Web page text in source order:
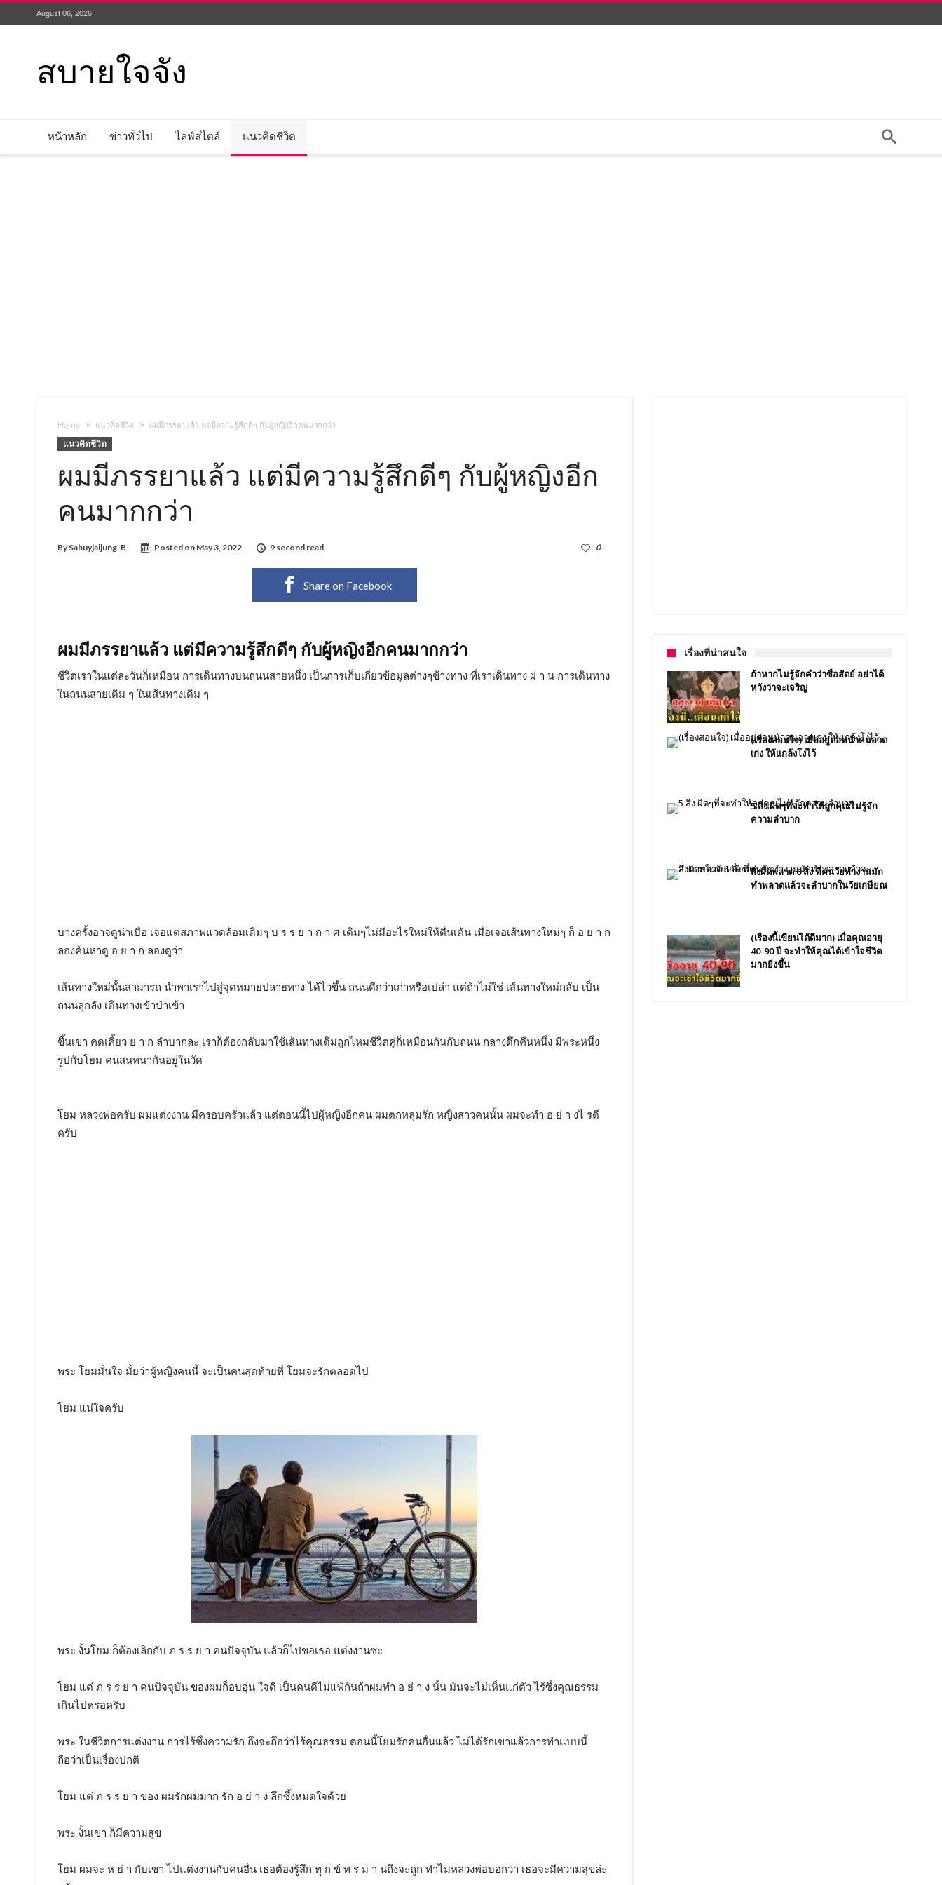
August 06, 2026
สบายใจจัง
หน้าหลัก ข่าวทั่วไป ไลฟ์สไตล์ แนวคิดชีวิต
Home แนวคิดชีวิต ผมมีภรรยาแล้ว แต่มีความรู้สึกดีๆ กับผู้หญิงอีกคนมากกว่า
แนวคิดชีวิต
ผมมีภรรยาแล้ว แต่มีความรู้สึกดีๆ กับผู้หญิงอีก
คนมากกว่า
By Sabuyjaijung-B Posted on May 3, 2022 9 second read 0
Share on Facebook
ผมมีภรรยาแล้ว แต่มีความรู้สึกดีๆ กับผู้หญิงอีกคนมากกว่า
ชีวิตเราในแต่ละวันก็เหมือน การเดินทางบนถนนสายหนึ่ง เป็นการเก็บเกี่ยวข้อมูลต่างๆข้างทาง ที่เราเดินทาง ผ่ า น การเดินทาง
ในถนนสายเดิม ๆ ในเส้นทางเดิม ๆ
บางครั้งอาจดูน่าเบื่อ เจอแต่สภาพแวดล้อมเดิมๆ บ ร ร ย า ก า ศ เดิมๆไม่มีอะไรใหม่ให้ตื่นเต้น เมื่อเจอเส้นทางใหม่ๆ ก็ อ ย า ก
ลองค้นหาดู อ ย า ก ลองดูว่า
เส้นทางใหม่นั้นสามารถ นำพาเราไปสู่จุดหมายปลายทาง ได้ไวขึ้น ถนนดีกว่าเก่าหรือเปล่า แต่ถ้าไม่ใช่ เส้นทางใหม่กลับ เป็น
ถนนลุกลัง เดินทางเข้าป่าเข้า
ขึ้นเขา คดเคี้ยว ย า ก ลำบากละ เราก็ต้องกลับมาใช้เส้นทางเดิมถูกไหมชีวิตคู่ก็เหมือนกันกับถนน กลางดึกคืนหนึ่ง มีพระหนึ่ง
รูปกับโยม คนสนทนากันอยู่ในวัด
โยม หลวงพ่อครับ ผมแต่งงาน มีครอบครัวแล้ว แต่ตอนนี้ไปผู้หญิงอีกคน ผมตกหลุมรัก หญิงสาวคนนั้น ผมจะทำ อ ย่ า งไ รดี
ครับ
พระ โยมมั่นใจ มั้ยว่าผู้หญิงคนนี้ จะเป็นคนสุดท้ายที่ โยมจะรักตลอดไป
โยม แน่ใจครับ
พระ งั้นโยม ก็ต้องเลิกกับ ภ ร ร ย า คนปัจจุบัน แล้วก็ไปขอเธอ แต่งงานซะ
โยม แต่ ภ ร ร ย า คนปัจจุบัน ของผมก็อบอุ่น ใจดี เป็นคนดีไม่แพ้กันถ้าผมทำ อ ย่ า ง นั้น มันจะไม่เห็นแก่ตัว ไร้ซึ่งคุณธรรม
เกินไปหรอครับ
พระ ในชีวิตการแต่งงาน การไร้ซึ่งความรัก ถึงจะถึอว่าไร้คุณธรรม ตอนนี้โยมรักคนอื่นแล้ว ไม่ได้รักเขาแล้วการทำแบบนี้
ถือว่าเป็นเรื่องปกติ
โยม แต่ ภ ร ร ย า ของ ผมรักผมมาก รัก อ ย่ า ง ลึกซึ้งหมดใจด้วย
พระ งั้นเขา ก็มีความสุข
โยม ผมจะ ห ย่ า กับเขา ไปแต่งงานกับคนอื่น เธอต้องรู้สึก ทุ ก ข์ ท ร ม า นถึงจะถูก ทำไมหลวงพ่อบอกว่า เธอจะมีความสุขล่ะ
เรื่องที่น่าสนใจ
ถ้าหากไมรู้จักคำว่าซื่อสัตย์ อย่าได้
หวังว่าจะเจริญ
(เรื่องสอนใจ) เมื่ออยู่ต่อหน้าคนอวด
เก่ง ให้แกล้งโง่ไว้
5 สิ่ง ผิดๆที่จะทำให้ลูกคุณไม่รู้จัก
ความลำบาก
สิ่งผิดพลาด 6 สิ่ง ที่คนวัยทำงานมัก
ทำพลาดแล้วจะลำบากในวัยเกษียณ
(เรื่องนี้เขียนได้ดีมาก) เมื่อคุณอายุ
40-90 ปี จะทำให้คุณได้เข้าใจชีวิต
มากยิ่งขึ้น